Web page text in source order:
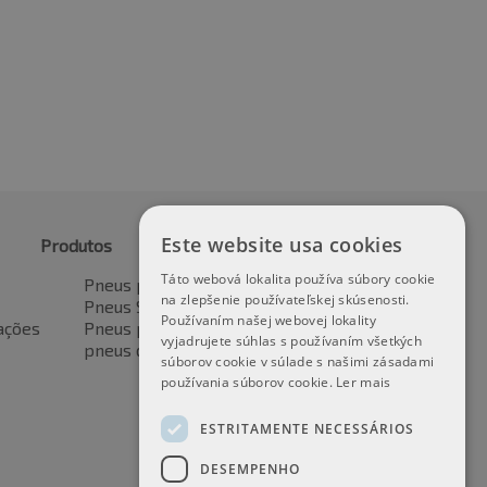
Produtos
Pneus para automóveis
Pneus SUV / 4x4
Pneus para veículos de transporte
pneus de motocicleta
Este website usa cookies
Táto webová lokalita používa súbory cookie
na zlepšenie používateľskej skúsenosti.
Používaním našej webovej lokality
vyjadrujete súhlas s používaním všetkých
súborov cookie v súlade s našimi zásadami
používania súborov cookie. Ler mais
ESTRITAMENTE NECESSÁRIOS
DESEMPENHO